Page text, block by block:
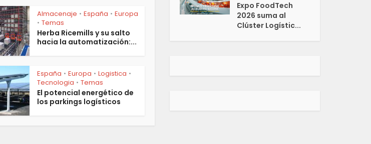
Almacenaje • España • Europa
• Temas
Herba Ricemills y su salto
hacia la automatización:...
España • Europa • Logistica •
Tecnologia • Temas
El potencial energético de
los parkings logísticos
Expo FoodTech
2026 suma al
Clúster Logístic...